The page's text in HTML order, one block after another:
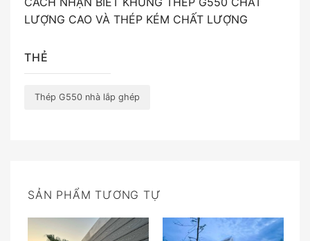
LƯỢNG CAO VÀ THÉP KÉM CHẤT LƯỢNG
THẺ
Thép G550 nhà lắp ghép
SẢN PHẨM TƯƠNG TỰ